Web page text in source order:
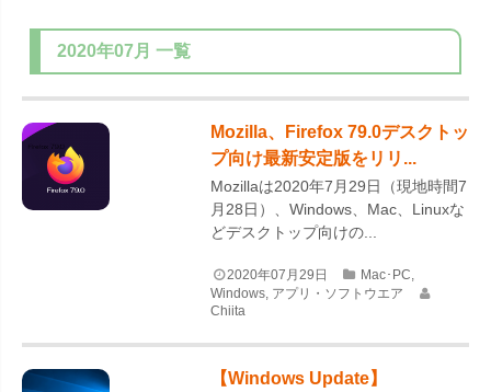
2020年07月 一覧
Mozilla、Firefox 79.0デスクトッ
プ向け最新安定版をリリ...
Mozillaは2020年7月29日（現地時間7
月28日）、Windows、Mac、Linuxな
どデスクトップ向けの...
2020年07月29日 Mac･PC,
Windows, アプリ・ソフトウエア
Chiita
【Windows Update】